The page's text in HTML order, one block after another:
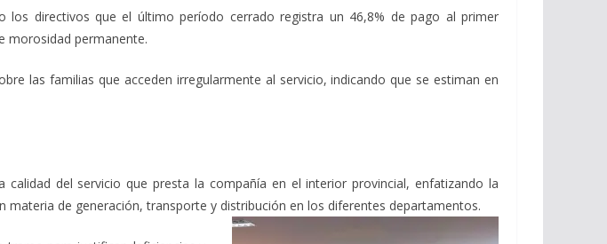
directivos que el último período cerrado registra un 46,8% de pago al primer
morosidad permanente.
las familias que acceden irregularmente al servicio, indicando que se estiman en
del servicio que presta la compañía en el interior provincial, enfatizando la
de generación, transporte y distribución en los diferentes departamentos.